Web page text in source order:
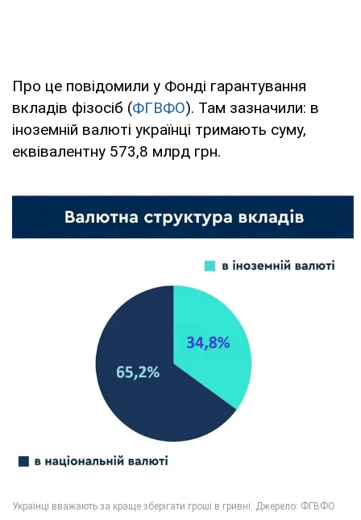
Про це повідомили у Фонді гарантування
вкладів фізосіб (ФГВФО). Там зазначили: в
іноземній валюті українці тримають суму,
еквівалентну 573,8 млрд грн.